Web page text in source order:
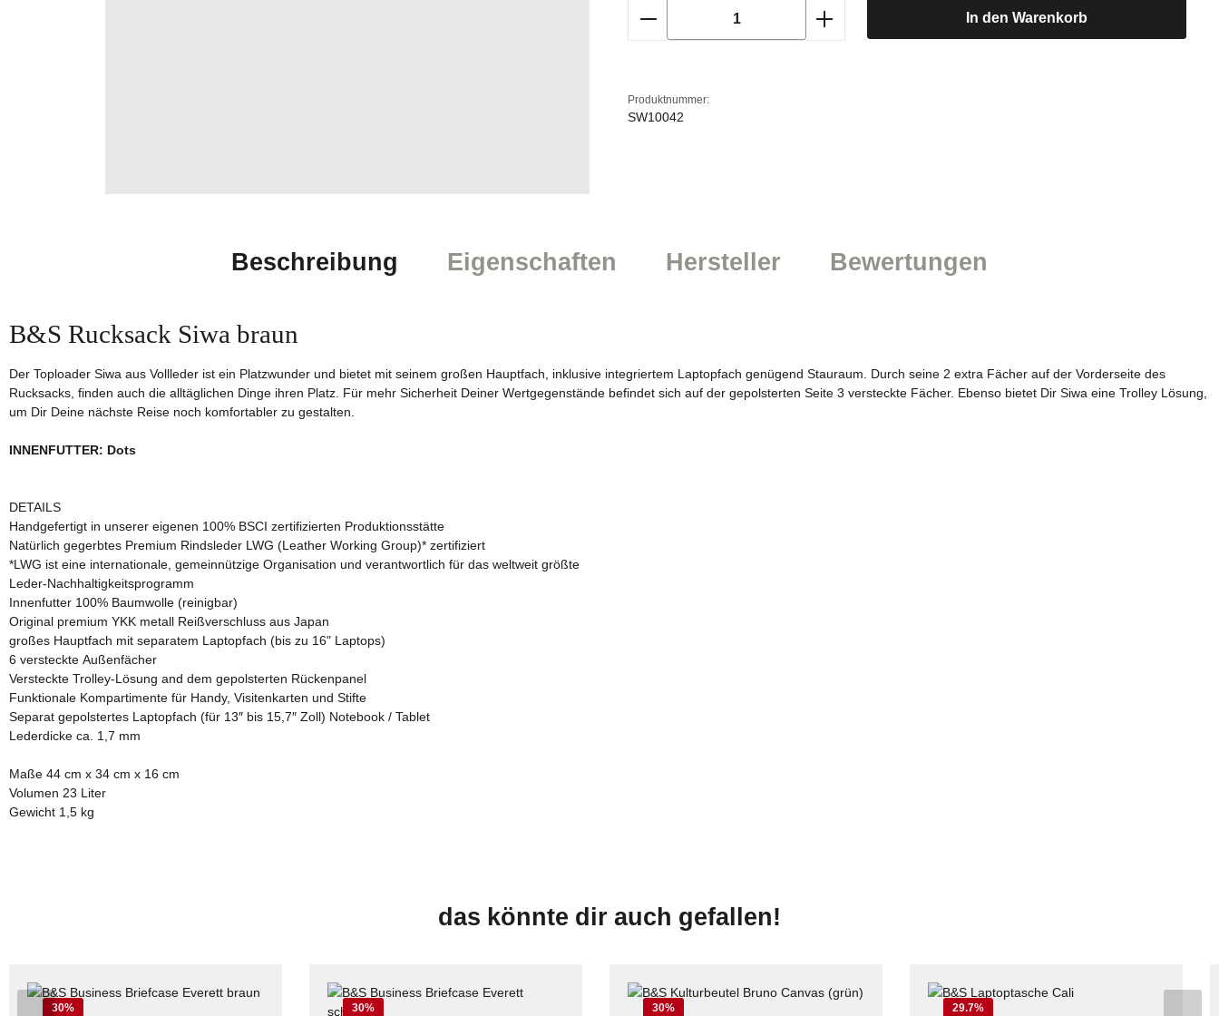
Produkt Anzahl: Gib den gewünschten Wert ein oder
In den Warenkorb
Produktnummer:
SW10042
Beschreibung Eigenschaften Hersteller Bewertungen
B&S Rucksack Siwa braun
Der Toploader Siwa aus Vollleder ist ein Platzwunder und bietet mit seinem großen Hauptfach, inklusive integriertem Laptopfach genügend Stauraum. Durch seine 2 extra Fächer auf der Vorderseite des
Rucksacks, finden auch die alltäglichen Dinge ihren Platz. Für mehr Sicherheit Deiner Wertgegenstände befindet sich auf der gepolsterten Seite 3 versteckte Fächer. Ebenso bietet Dir Siwa eine Trolley Lösung,
um Dir Deine nächste Reise noch komfortabler zu gestalten.
INNENFUTTER: Dots
DETAILS
Handgefertigt in unserer eigenen 100% BSCI zertifizierten Produktionsstätte
Natürlich gegerbtes Premium Rindsleder LWG (Leather Working Group)* zertifiziert
*LWG ist eine internationale, gemeinnützige Organisation und verantwortlich für das weltweit größte
Leder-Nachhaltigkeitsprogramm
Innenfutter 100% Baumwolle (reinigbar)
Original premium YKK metall Reißverschluss aus Japan
großes Hauptfach mit separatem Laptopfach (bis zu 16" Laptops)
6 versteckte Außenfächer
Versteckte Trolley-Lösung and dem gepolsterten Rückenpanel
Funktionale Kompartimente für Handy, Visitenkarten und Stifte
Separat gepolstertes Laptopfach (für 13″ bis 15,7″ Zoll) Notebook / Tablet
Lederdicke ca. 1,7 mm
Maße 44 cm x 34 cm x 16 cm
Volumen 23 Liter
Gewicht 1,5 kg
das könnte dir auch gefallen!
30% 30% 30% 29.7%